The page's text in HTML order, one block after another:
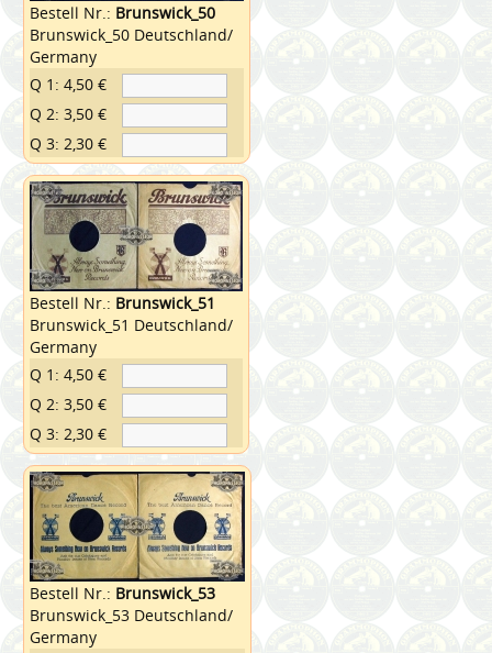
Bestell Nr.: Brunswick_50
Brunswick_50 Deutschland/
Germany
Q 1: 4,50 €
Q 2: 3,50 €
Q 3: 2,30 €
Bestell Nr.: Brunswick_51
Brunswick_51 Deutschland/
Germany
Q 1: 4,50 €
Q 2: 3,50 €
Q 3: 2,30 €
Bestell Nr.: Brunswick_53
Brunswick_53 Deutschland/
Germany